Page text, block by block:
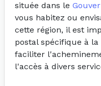
située dans le
vous habitez ou
cette région, il est
postal spécifique à
faciliter
l'accès à divers